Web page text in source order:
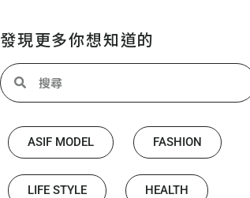
發現更多你想知道的
ASIF MODEL FASHION
LIFE STYLE HEALTH